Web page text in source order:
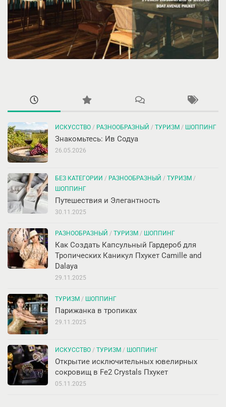
ИСКУССТВО / РАЗНООБРАЗНЫЙ / ТУРИЗМ / ШОППИНГ
Знакомьтесь: Ив Содуа
26.05.2026
БЕЗ КАТЕГОРИИ / РАЗНООБРАЗНЫЙ / ТУРИЗМ /
ШОППИНГ
Путешествия и Элегантность
30.11.2025
РАЗНООБРАЗНЫЙ / ТУРИЗМ / ШОППИНГ
Как Создать Капсульный Гардероб для
Тропических Каникул Пхукет Camille and
Dalaya
29.11.2025
ТУРИЗМ / ШОППИНГ
Парижанка в тропиках
29.11.2025
ИСКУССТВО / ТУРИЗМ / ШОППИНГ
Открытие исключительных ювелирных
сокровищ в Fe2 Crystals Пхукет
05.11.2025